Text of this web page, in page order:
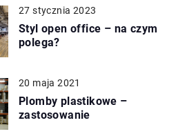
27 stycznia 2023
Styl open office – na czym
polega?
20 maja 2021
Plomby plastikowe –
zastosowanie